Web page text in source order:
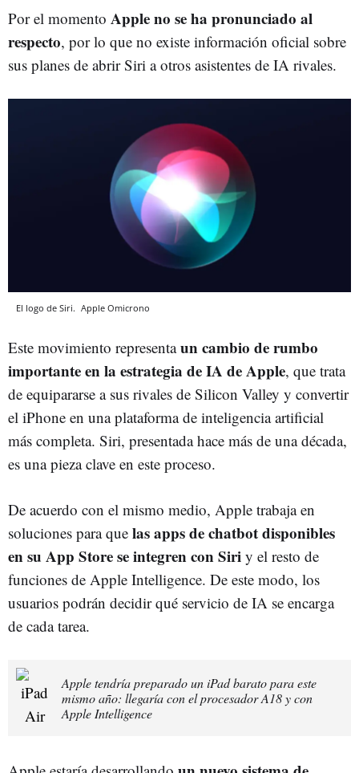
Por el momento Apple no se ha pronunciado al
respecto, por lo que no existe información oficial sobre
sus planes de abrir Siri a otros asistentes de IA rivales.
El logo de Siri. Apple Omicrono
Este movimiento representaun cambio de rumbo
importante en la estrategia de IA de Apple, que trata
de equipararse a sus rivales de Silicon Valley y convertir
el iPhone en una plataforma de inteligencia artificial
más completa. Siri, presentada hace más de una década,
es una pieza clave en este proceso.
De acuerdo con el mismo medio, Apple trabaja en
soluciones para que las apps de chatbot disponibles
en su App Store se integren con Siri y el resto de
funciones de Apple Intelligence. De este modo, los
usuarios podrán decidir qué servicio de IA se encarga
de cada tarea.
Apple tendría preparado un iPad barato para este
mismo año: llegaría con el procesador A18 y con
Apple Intelligence